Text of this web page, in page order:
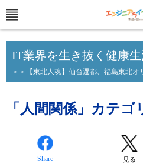
IT業界を生き抜く健康
＜＜【東北人魂】仙台遷都、福島東北オ
「人間関係」カテゴ
Share 見る